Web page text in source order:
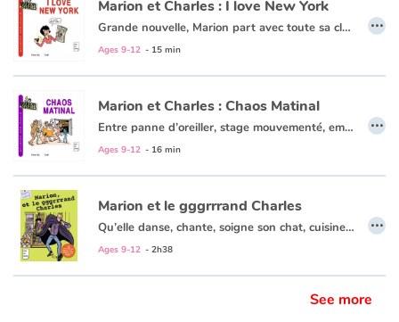
Marion et Charles : I love New York
Grande nouvelle, Marion part avec toute sa classe pour un voyage à New-York. Mais quand on s'appelle Marion Girardon, voyager n'est pas de tout repos ! Que ce soit à New York, Paris, au ski ou au vide grenier du coin, Marion ne rate jamais une occasion de nous faire rire !
Ages 9-12 - 15 min
…
Marion et Charles : Chaos Matinal
Entre panne d’oreiller, stage mouvementé, embrouilles Facebook, baby-sitting musclé, citronnade fraîche ou réveillon bouillant (entre autres…) : Marion est sur tous les fronts pour notre plus grand plaisir !
Ages 9-12 - 16 min
…
Marion et le gggrrrand Charles
Qu’elle danse, chante, soigne son chat, cuisine une tarte aux légumes (ou du moins essaie), se fasse confisquer son téléphone, enquête sur des tags de licorne, poursuive le Félix de ses rêves, espionne son Charles de frère ou décide de nettoyer une plage bretonne (entre autres) : Marion ne rate jamais une occasion de nous faire rire !
Ages 9-12 - 2h38
…
See more